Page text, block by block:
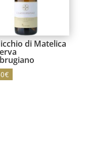
di Matelica
€